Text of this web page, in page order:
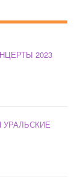
2023